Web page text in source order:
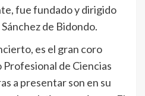
fue fundado y dirigido
de Bidondo.
es el gran coro
de Ciencias
a presentar son en su